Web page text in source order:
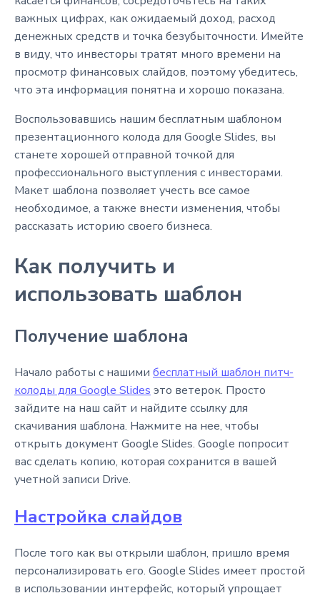
важных цифрах, как ожидаемый доход, расход
денежных средств и точка безубыточности. Имейте
в виду, что инвесторы тратят много времени на
просмотр финансовых слайдов, поэтому убедитесь,
что эта информация понятна и хорошо показана.
Воспользовавшись нашим бесплатным шаблоном
презентационного колода для Google Slides, вы
станете хорошей отправной точкой для
профессионального выступления с инвесторами.
Макет шаблона позволяет учесть все самое
необходимое, а также внести изменения, чтобы
рассказать историю своего бизнеса.
Как получить и
использовать шаблон
Получение шаблона
Начало работы с нашими бесплатный шаблон питч-
колоды для Google Slides это ветерок. Просто
зайдите на наш сайт и найдите ссылку для
скачивания шаблона. Нажмите на нее, чтобы
открыть документ Google Slides. Google попросит
вас сделать копию, которая сохранится в вашей
учетной записи Drive.
Настройка слайдов
После того как вы открыли шаблон, пришло время
персонализировать его. Google Slides имеет простой
в использовании интерфейс, который упрощает